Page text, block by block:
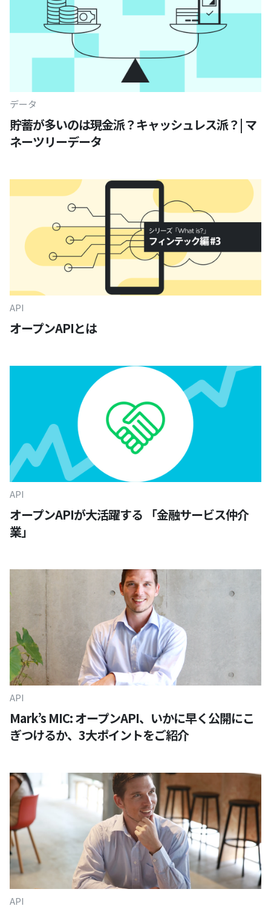
データ
貯蓄が多いのは現金派？キャッシュレス派？| マ
ネーツリーデータ
API
オープンAPIとは
API
オープンAPIが大活躍する 「金融サービス仲介
業」
API
Mark’s MIC: オープンAPI、いかに早く公開にこ
ぎつけるか、3大ポイントをご紹介
API